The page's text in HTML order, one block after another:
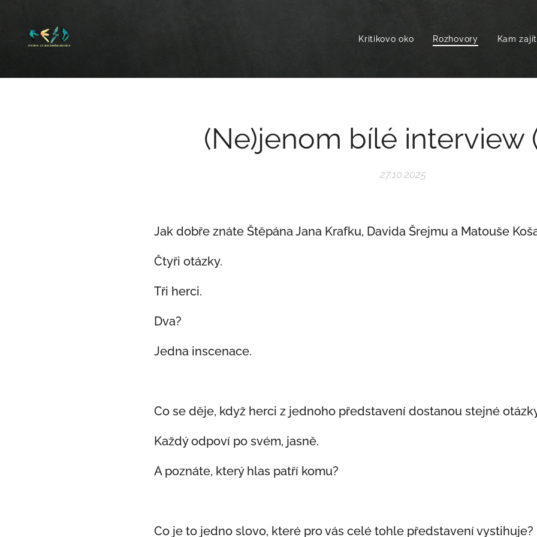
Kritikovo oko Rozhovory Kam
(Ne)jenom bílé interview
27.10.2025
Jak dobře znáte Štěpána Jana Krafku, Davida Šrejmu a Matouše
Čtyři otázky.
Tři herci.
Dva?
Jedna inscenace.
Co se děje, když herci z jednoho představení dostanou stejné
Každý odpoví po svém, jasně.
A poznáte, který hlas patří komu?
Co je to jedno slovo, které pro vás celé tohle představení vystihuje?